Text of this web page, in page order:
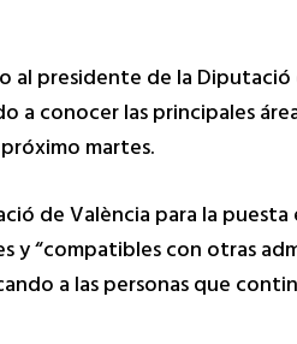
al presidente de la
a conocer las principales
martes.
de València para la
y “compatibles con otras
a las personas que